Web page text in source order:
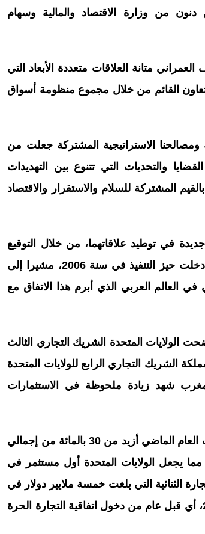
من وزارة الاقتصاد والمالية وسهام
متانة العلاقات متعددة الأبعاد التي
القائم من خلال مجموع منظومة أسواق
الاستراتيجية المشتركة جعلت من
والتحديات التي تتنوع بين التهديدات
المشتركة للسلام والاستقرار والاقتصاد
في توطيد علاقاتهما، من خلال التوقيع
على اتفاقية التجارة الحرة في 2004، التي دخلت حيز التنفيذ في سنة 2006، مشيرا إلى
في العالم العربي الذي أبرم هذا الاتفاق مع
الولايات المتحدة الشريك التجاري الثالث
الشريك التجاري الرابع للولايات المتحدة
شهد زيادة ملحوظة في الاستثمارات
وذكر الدبلوماسي بأن هذه الاستثمارات مثلت العام الماضي أزيد من 30 بالمائة من إجمالي
مما يجعل الولايات المتحدة أول مستثمر في
الثنائية التي بلغت خمسة ملايير دولار في
2023، في مقابل 925 مليون فقط في 2005، أي قبل عام من دخول اتفاقية التجارة الحرة